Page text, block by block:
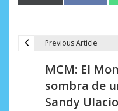
en
(Twitter) en
Previous Article
MCM: El
sombra de
Sandy Ulacio